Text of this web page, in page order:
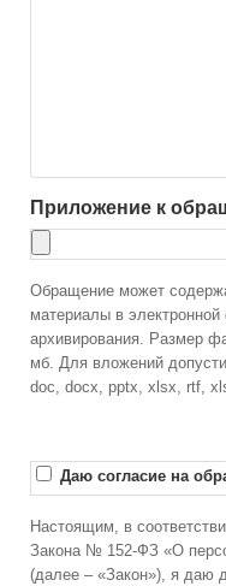
Приложение к
Обращение может
материалы в
архивирования. Размер
мб. Для вложений
doc, docx, pptx, xlsx, rtf,
Даю согласие на
Настоящим, в
Закона № 152-ФЗ «О
(далее – «Закон»), я даю